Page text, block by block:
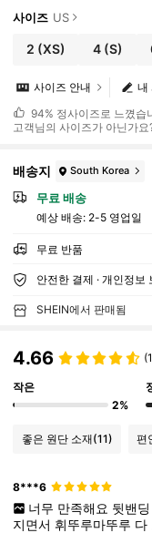
사이즈 US
2 (XS) 4(S)
내
사이즈 안내
94% 정사이즈로 느꼈습
고객님의 사이즈가 아닌가요
배송지 South Korea
무료 배송
예상 배송: 2-5 영업일
무료 반품
안전한 결제 · 개인정보
SHEIN에서 판매됨
4.66
작은
2%
좋은 원단 소재(11) 편
8***6
너무 만족해요 뒷밴딩
지면서 휘뚜루마뚜루 다